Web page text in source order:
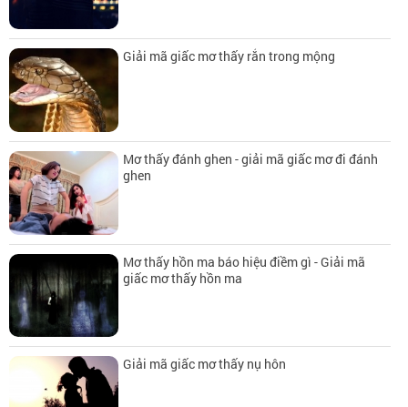
Giải mã giấc mơ thấy rắn trong mộng
Mơ thấy đánh ghen - giải mã giấc mơ đi đánh
ghen
Mơ thấy hồn ma báo hiệu điềm gì - Giải mã
giấc mơ thấy hồn ma
Giải mã giấc mơ thấy nụ hôn